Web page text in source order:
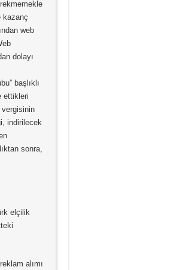
kazanç
web
dolayı
başlıklı
ettikleri
vergisinin
indirilecek
sonra,
elçilik
alımı